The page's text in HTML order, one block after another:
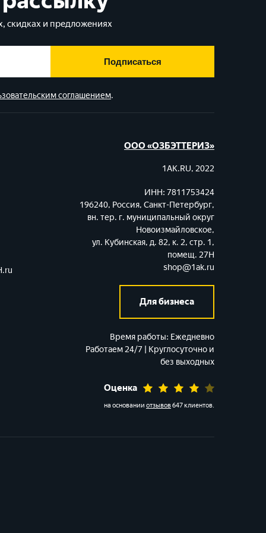
скидках и предложениях
Подписаться
соглашением.
ООО «ОЗБЭТТЕРИЗ»
1AK.RU, 2022
ИНН: 7811753424
196240, Россия, Санкт-Петербург,
вн. тер. г. муниципальный округ
Новоизмайловское,
ул. Кубинская, д. 82, к. 2, стр. 1,
помещ. 27Н
shop@1ak.ru
Для бизнеса
Время работы: Ежедневно
Работаем 24/7 | Круглосуточно и
без выходных
Оценка
на основании отзывов647 клиентов.